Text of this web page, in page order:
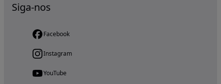
Siga-nos
Facebook
Instagram
YouTube